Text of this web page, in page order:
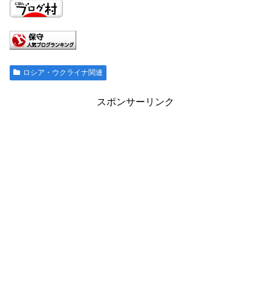
ロシア・ウクライナ関連
スポンサーリンク